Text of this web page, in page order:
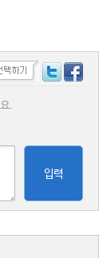
.
입력